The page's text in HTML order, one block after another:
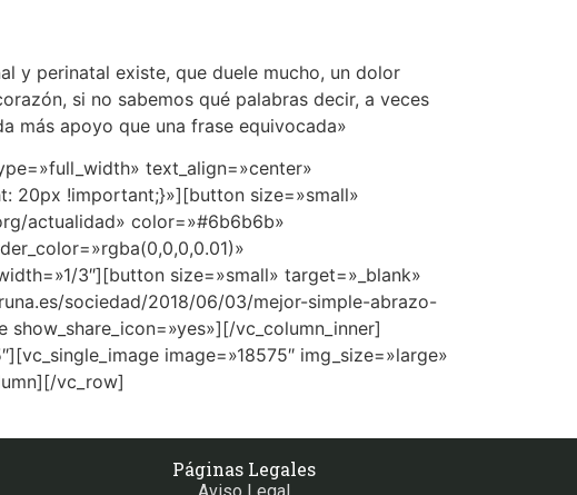
y perinatal existe, que duele mucho, un dolor
si no sabemos qué palabras decir, a veces
más apoyo que una frase equivocada»
text_align=»center»
20px !important;}»][button size=»small»
actualidad» color=»#6b6b6b»
3″][button size=»small» target=»_blank»
sociedad/2018/06/03/mejor-simple-abrazo-
vc_column_inner]
image=»18575″ img_size=»large»
vc_row]
Páginas Legales
Aviso Legal